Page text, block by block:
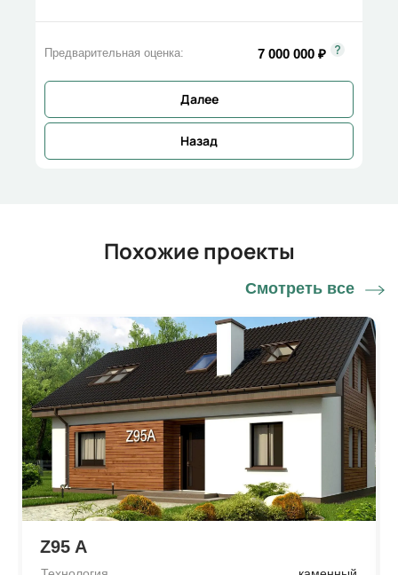
Предварительная оценка: 7 000 000 ₽
Назад
Далее
Похожие проекты
Смотреть все
Z95 A